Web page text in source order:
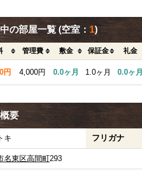
の部屋一覧 (空室： 1)
管理費 敷金 保証金 礼金
円 4,000円 0.0ヶ月 1.0ヶ月 0.0ヶ月
要
キ フリガナ
名東区高間町293